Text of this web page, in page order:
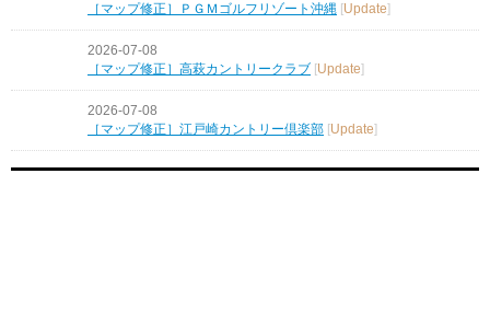
［マップ修正］ＰＧＭゴルフリゾート沖縄 [Update]
2026-07-08
［マップ修正］高萩カントリークラブ [Update]
2026-07-08
［マップ修正］江戸崎カントリー倶楽部 Update